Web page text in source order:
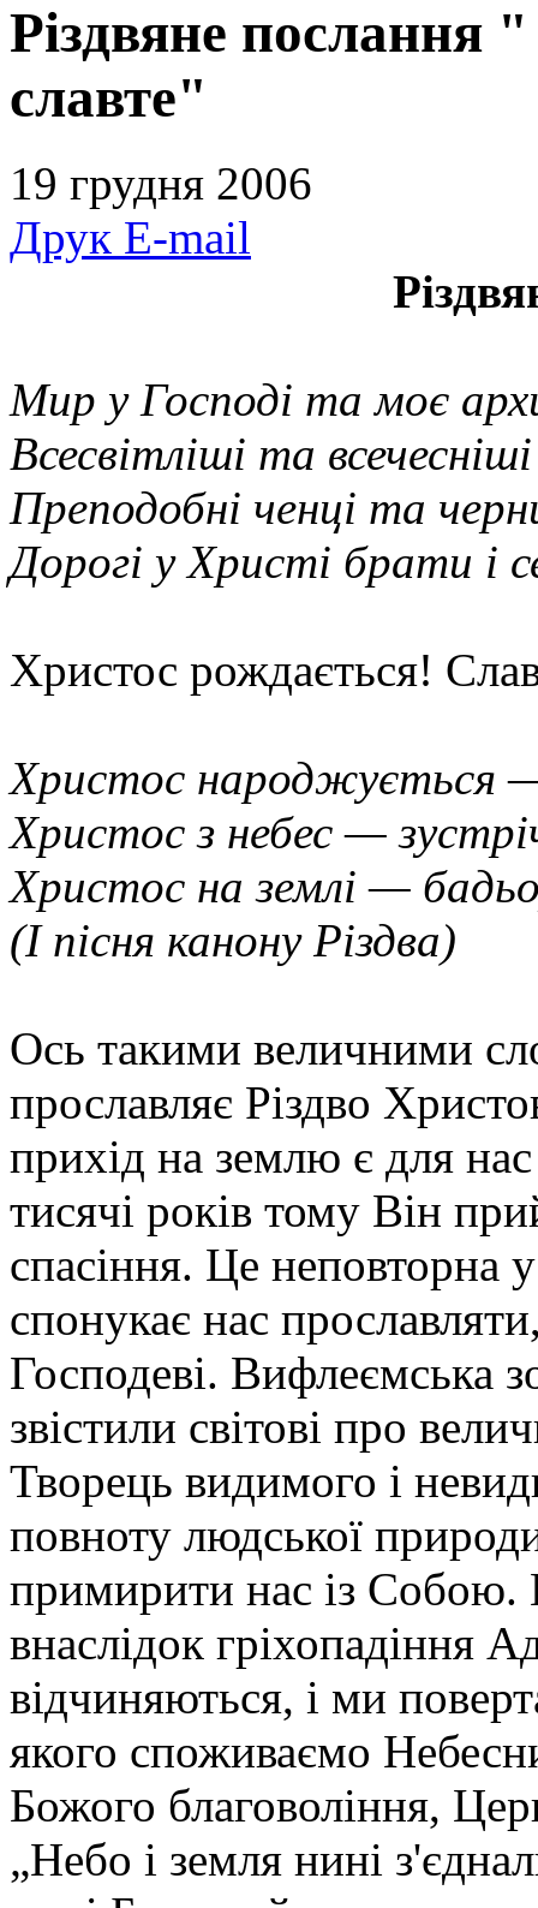
Різдвяне послання
славте"
19 грудня 2006
Друк E-mail
Мир у Господі та моє
Всесвітліші та
Преподобні ченці та
Дорогі у Христі брати і
Христос рождається!
Христос народжується
Христос з небес —
Христос на землі —
(І пісня канону Різдва)
Ось такими величними
прославляє Різдво
прихід на землю є для
тисячі років тому Він
спасіння. Це неповторна
спонукає нас
Господеві. Вифлеємська
звістили світові про
Творець видимого і
повноту людської
примирити нас із
внаслідок
відчиняються, і ми
якого споживаємо
Божого благовоління,
„Небо і земля нині